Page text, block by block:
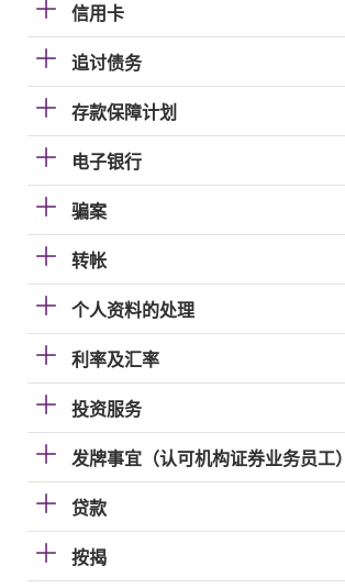
信用卡
追讨债务
存款保障计划
电子银行
骗案
转帐
个人资料的处理
利率及汇率
投资服务
发牌事宜（认可机构证券业务员工）
贷款
按揭